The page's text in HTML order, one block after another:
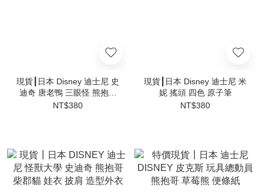
現貨┃日本 Disney 迪士尼 史
迪奇 唐老鴨 三眼怪 熊抱哥
維尼 大頭可動身體 原子筆
NT$380
現貨┃日本 Disney 迪士尼 米
妮 搖頭 四色 原子筆
NT$380